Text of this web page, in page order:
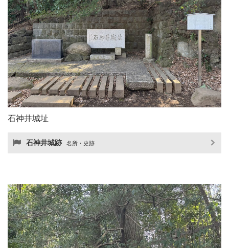
石神井城址
石神井城跡 名所・史跡